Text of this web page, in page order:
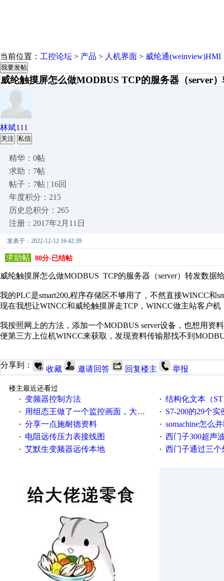
当前位置： 工控论坛 > 产品 > 人机界面 > 威纶通(weinview)HMI
我要发帖
威纶触摸屏怎么做MODBUS TCP的服务器（server
林斌111
关注 私信
精华：0帖
求助：7帖
帖子：7帖 | 16回
年度积分：215
历史总积分：265
注册：2017年2月11日
发表于：2022-12-12 16:42:39
求助帖 80分-已结帖
威纶触摸屏怎么做MODBUS TCP的服务器（server）转发数据
我的PLC是smart200,程序存储区不够用了，不然直接WINCC和
现在我想让WINCC和威纶触摸屏走TCP，WINCC做主站客户
我按照网上的方法，添加一个MODBUS server设备，也想用资
便第三方上位机WINCC来获取，发现资料传输那找不到
分享到： 收藏 邀请回答 回复楼主 举报
楼主最近还看过
· 变频器控制方法 · 结构化文本（ST）写的
· 用组态王做了一个监控画面，大家给点意见 · S7-200的29个实
· 分享一点施耐德资料 · somachine怎么
· 电阻远传压力表接线图 · 西门子300超声波
· 艾默生变频器远传本地 · 西门子通过三个外